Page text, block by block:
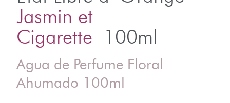
Jasmin et
Cigarette 100ml
Agua de Perfume Floral
Ahumado 100ml